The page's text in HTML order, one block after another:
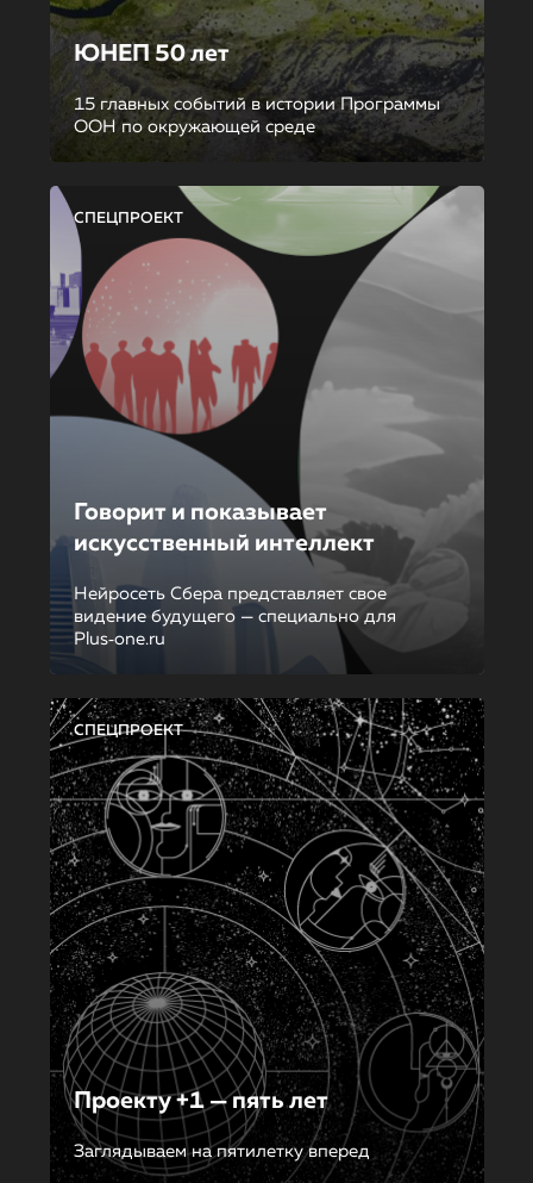
ЮНЕП 50 лет
15 главных событий в истории Программы
ООН по окружающей среде
СПЕЦПРОЕКТ
Говорит и показывает
искусственный интеллект
Нейросеть Сбера представляет свое
видение будущего — специально для
Plus‑one.ru
СПЕЦПРОЕКТ
Проекту +1 — пять лет
Заглядываем на пятилетку вперед